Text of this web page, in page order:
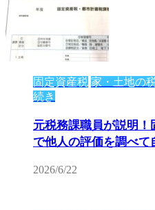
固定資産税 家・土地の
続き
元税務課職員が説明
で他人の評価を調べ
2026/6/22